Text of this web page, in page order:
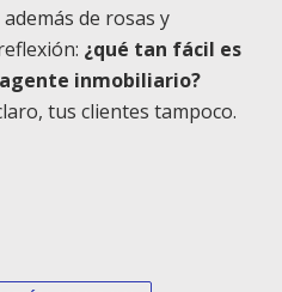
de rosas y
¿qué tan fácil es
inmobiliario?
tus clientes tampoco.